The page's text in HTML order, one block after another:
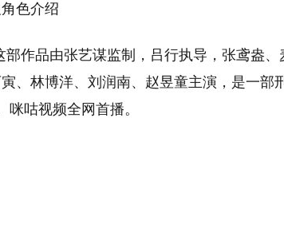
色介绍
部作品由张艺谋监制，吕行执导，张鸢盎、
、林博洋、刘润南、赵昱童主演，是一部
咕视频全网首播‌。